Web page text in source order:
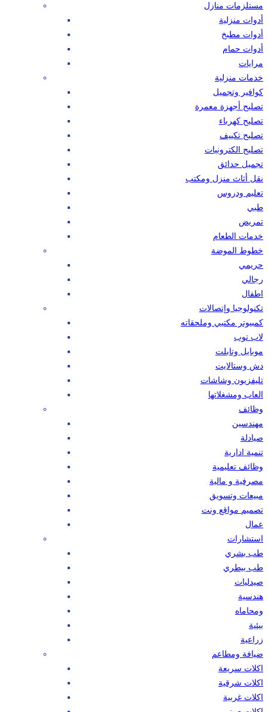
مستلزمات منازل
أدوات منزلية
أدوات مطبخ
أدوات حمام
مرايات
خدمات منزلية
كوافير وتجميل
تصليح أجهزة معمرة
تصليح كهرباء
تصليح تكييف
تصليح الكترونيات
تجميل حدائق
نقل أثاث منزل ومكتب
تعليم ودروس
طبي
تمريض
خدمات الطعام
خطوط الموضة
حريمي
رجالي
اطفال
تكنولوجيا وإتصالات
كمبيوتر مكتبي وملحقاته
لاب توب
موبايل وتابلت
دش وستالايت
تليفزيون وشاشات
العاب ومشغلاتها
وظائف
مهندسين
صيادلة
تنمية ادارية
وظائف تعليمية
مصرفية و مالية
مبيعات وتسويق
تصميم مواقع ونت
عمال
استشارات
طب بشري
طب بيطري
صيدليات
هندسية
ومحاماه
بيئية
زراعية
ضيافة ومطاعم
اكلات سريعة
اكلات شرقية
اكلات غربية